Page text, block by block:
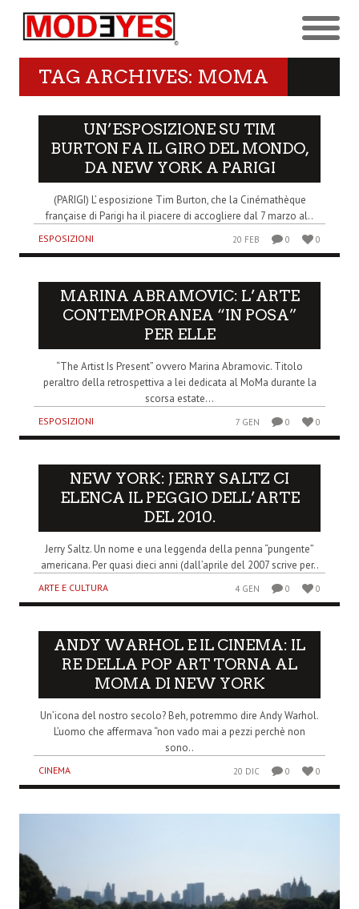
TAG ARCHIVES: MOMA
UN’ESPOSIZIONE SU TIM
BURTON FA IL GIRO DEL MONDO,
DA NEW YORK A PARIGI
(PARIGI) L’ esposizione Tim Burton, che la Cinémathèque
française di Parigi ha il piacere di accogliere dal 7 marzo al..
ESPOSIZIONI 20 FEB 0 0
MARINA ABRAMOVIC: L’ARTE
CONTEMPORANEA “IN POSA”
PER ELLE
“The Artist Is Present” ovvero Marina Abramovic. Titolo
peraltro della retrospettiva a lei dedicata al MoMa durante la
scorsa estate...
ESPOSIZIONI 7 GEN 0 0
NEW YORK: JERRY SALTZ CI
ELENCA IL PEGGIO DELL’ARTE
DEL 2010.
Jerry Saltz. Un nome e una leggenda della penna “pungente”
americana. Per quasi dieci anni (dall’aprile del 2007 scrive per..
ARTE E CULTURA 4 GEN 0 0
ANDY WARHOL E IL CINEMA: IL
RE DELLA POP ART TORNA AL
MOMA DI NEW YORK
Un’icona del nostro secolo? Beh, potremmo dire Andy Warhol.
L’uomo che affermava “non vado mai a pezzi perchè non
sono..
CINEMA 20 DIC 0 0